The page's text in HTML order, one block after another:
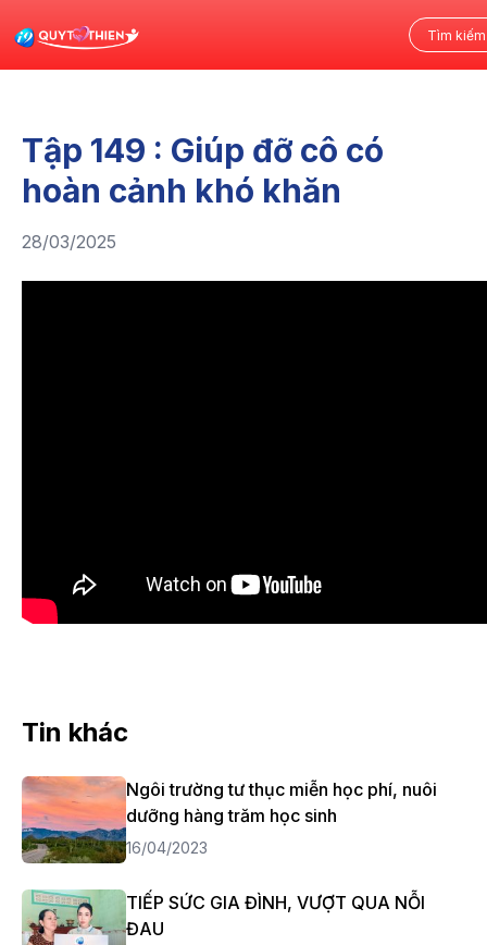
Tập 149 : Giúp đỡ cô có
hoàn cảnh khó khăn
28/03/2025
Tin khác
Ngôi trường tư thục miễn học phí, nuôi
dưỡng hàng trăm học sinh
16/04/2023
TIẾP SỨC GIA ĐÌNH, VƯỢT QUA NỖI
ĐAU